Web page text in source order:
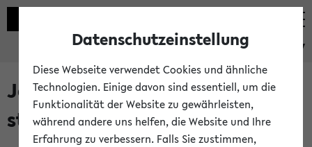
eKVV
Jetzt und in Kürze
stattfindende Veranstaltungen
Datenschutzeinstellung
Diese Webseite verwendet Cookies und ähnliche
Technologien. Einige davon sind essentiell, um die
Funktionalität der Website zu gewährleisten,
während andere uns helfen, die Website und Ihre
Erfahrung zu verbessern. Falls Sie zustimmen,